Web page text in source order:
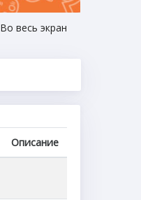
Во весь экран
Описание